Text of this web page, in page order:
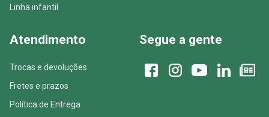
Linha infantil
Atendimento
Trocas e devoluções
Fretes e prazos
Política de Entrega
Segue a gente